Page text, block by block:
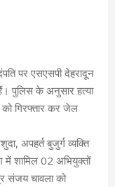
पर एसएसपी देहरादून
पुलिस के अनुसार हत्या
को गिरफ्तार कर जेल
अपहर्त बुजुर्ग व्यक्ति
में शामिल 02 अभियुक्तों
संजय चावला को